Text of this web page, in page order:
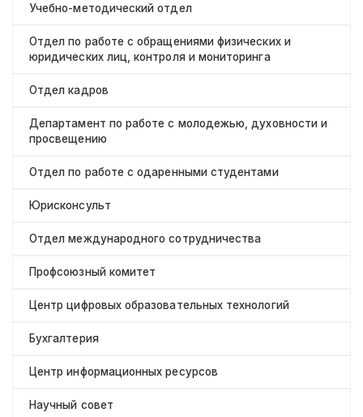
Учебно-методический отдел
Отдел по работе с обращениями физических и
юридических лиц, контроля и мониторинга
Отдел кадров
Департамент по работе с молодежью, духовности и
просвещению
Отдел по работе с одаренными студентами
Юрисконсульт
Отдел международного сотрудничества
Профсоюзный комитет
Центр цифровых образовательных технологий
Бухгалтерия
Центр информационных ресурсов
Научный совет